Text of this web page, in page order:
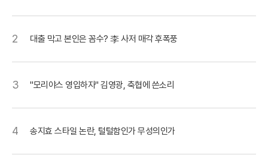
2 대출 막고 본인은 꼼수? 李 사저 매각 후폭풍
3 "모리야스 영입하자" 김영광, 축협에 쓴소리
4 송지효 스타일 논란, 털털함인가 무성의인가